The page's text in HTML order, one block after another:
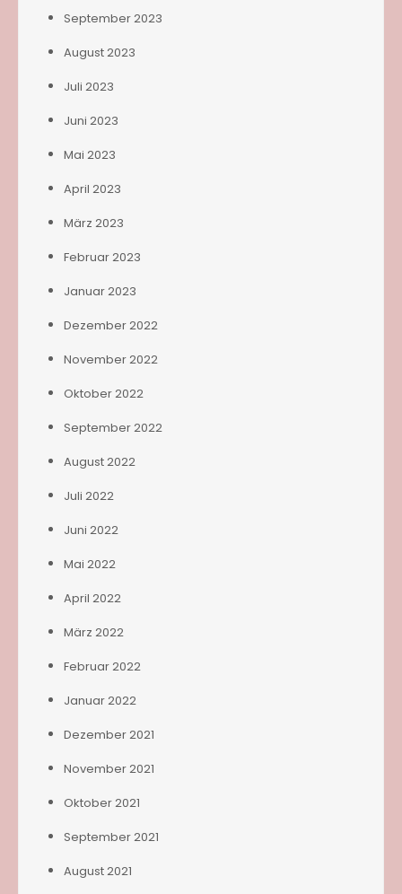
September 2023
August 2023
Juli 2023
Juni 2023
Mai 2023
April 2023
März 2023
Februar 2023
Januar 2023
Dezember 2022
November 2022
Oktober 2022
September 2022
August 2022
Juli 2022
Juni 2022
Mai 2022
April 2022
März 2022
Februar 2022
Januar 2022
Dezember 2021
November 2021
Oktober 2021
September 2021
August 2021